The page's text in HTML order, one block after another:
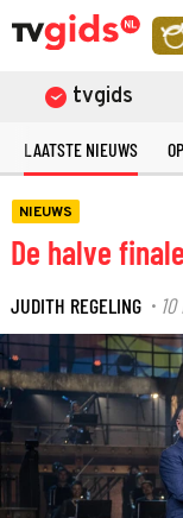
tvgids
LAATSTE NIEUWS
NIEUWS
De halve
JUDITH REGELING · 10